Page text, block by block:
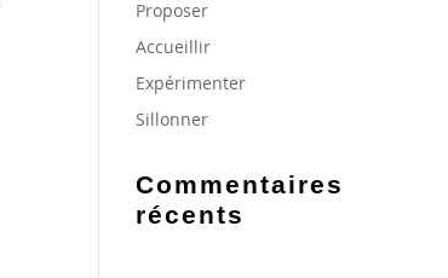
Proposer
Accueillir
Expérimenter
Sillonner
Commentaires
récents